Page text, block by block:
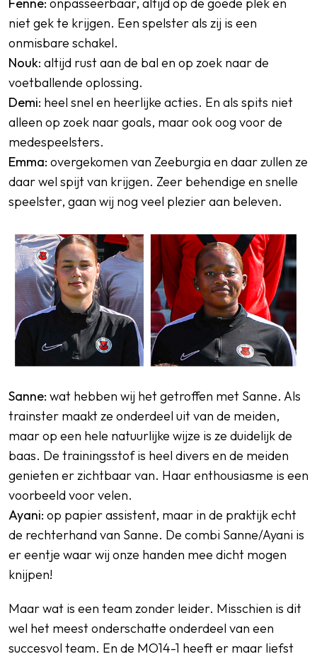
niet gek te krijgen. Een spelster als zij is een
onmisbare schakel.
Nouk: altijd rust aan de bal en op zoek naar de
voetballende oplossing.
Demi: heel snel en heerlijke acties. En als spits niet
alleen op zoek naar goals, maar ook oog voor de
medespeelsters.
Emma: overgekomen van Zeeburgia en daar zullen ze
daar wel spijt van krijgen. Zeer behendige en snelle
speelster, gaan wij nog veel plezier aan beleven.
Sanne: wat hebben wij het getroffen met Sanne. Als
trainster maakt ze onderdeel uit van de meiden,
maar op een hele natuurlijke wijze is ze duidelijk de
baas. De trainingsstof is heel divers en de meiden
genieten er zichtbaar van. Haar enthousiasme is een
voorbeeld voor velen.
Ayani: op papier assistent, maar in de praktijk echt
de rechterhand van Sanne. De combi Sanne/Ayani is
er eentje waar wij onze handen mee dicht mogen
knijpen!
Maar wat is een team zonder leider. Misschien is dit
wel het meest onderschatte onderdeel van een
succesvol team. En de MO14-1 heeft er maar liefst